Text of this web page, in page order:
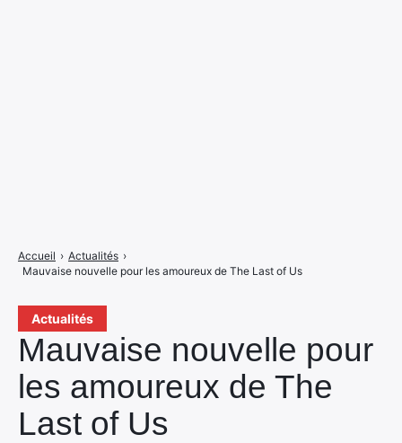
Actualités
Mauvaise nouvelle pour
les amoureux de The
Last of Us
Accueil › Actualités ›
Mauvaise nouvelle pour les amoureux de The Last of Us